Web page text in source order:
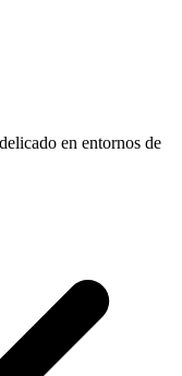
en entornos de